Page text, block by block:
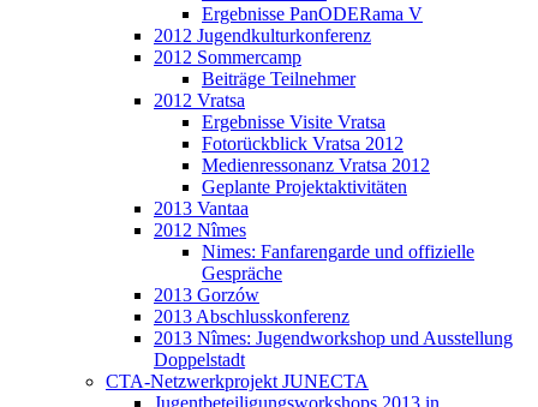
Ergebnisse PanODERama V
2012 Jugendkulturkonferenz
2012 Sommercamp
Beiträge Teilnehmer
2012 Vratsa
Ergebnisse Visite Vratsa
Fotorückblick Vratsa 2012
Medienressonanz Vratsa 2012
Geplante Projektaktivitäten
2013 Vantaa
2012 Nîmes
Nimes: Fanfarengarde und offizielle
Gespräche
2013 Gorzów
2013 Abschlusskonferenz
2013 Nîmes: Jugendworkshop und Ausstellung
Doppelstadt
CTA-Netzwerkprojekt JUNECTA
Jugentbeteiligungsworkshops 2013 in